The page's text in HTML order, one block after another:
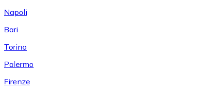
Napoli
Bari
Torino
Palermo
Firenze